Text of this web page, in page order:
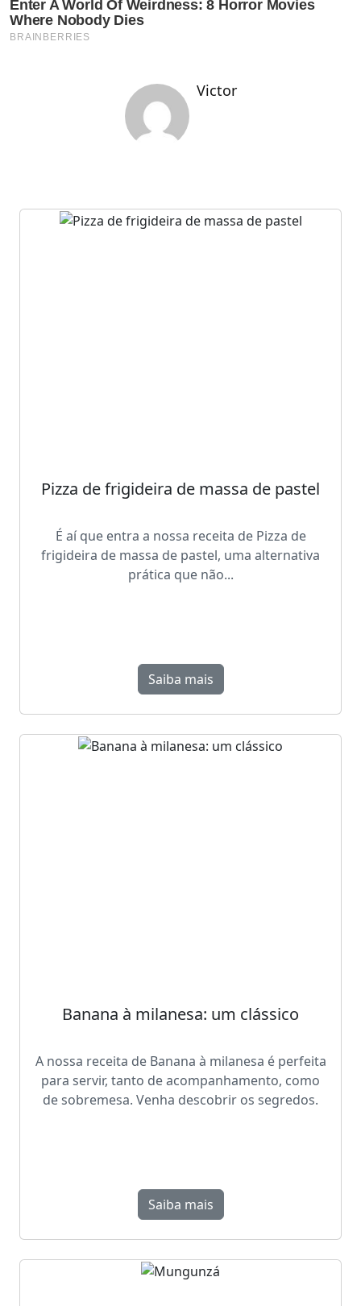
Victor
Pizza de frigideira de massa de pastel
É aí que entra a nossa receita de Pizza de
frigideira de massa de pastel, uma alternativa
prática que não...
Saiba mais
Banana à milanesa: um clássico
A nossa receita de Banana à milanesa é perfeita
para servir, tanto de acompanhamento, como
de sobremesa. Venha descobrir os segredos.
Saiba mais